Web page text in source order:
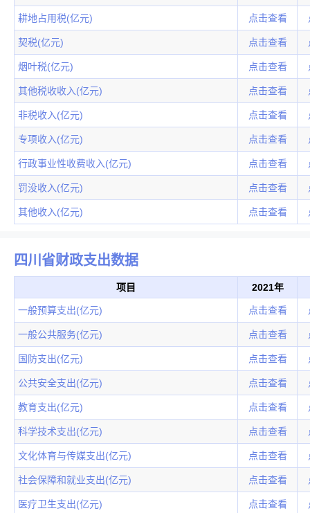
耕地占用税(亿元) 点击查看
契税(亿元) 点击查看
烟叶税(亿元) 点击查看
其他税收收入(亿元) 点击查看
非税收入(亿元) 点击查看
专项收入(亿元) 点击查看
行政事业性收费收入(亿元) 点击查看
罚没收入(亿元) 点击查看
其他收入(亿元) 点击查看
四川省财政支出数据
项目 2021年
一般预算支出(亿元) 点击查看
一般公共服务(亿元) 点击查看
国防支出(亿元) 点击查看
公共安全支出(亿元) 点击查看
教育支出(亿元) 点击查看
科学技术支出(亿元) 点击查看
文化体育与传媒支出(亿元) 点击查看
社会保障和就业支出(亿元) 点击查看
医疗卫生支出(亿元) 点击查看